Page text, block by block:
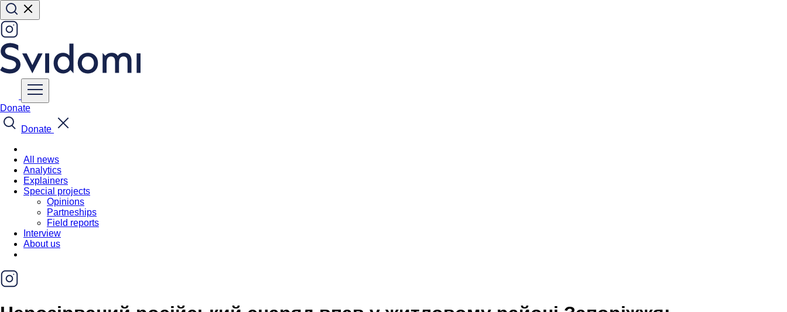
Donate
Donate
All news
Analytics
Explainers
Special projects
Opinions
Partneships
Field reports
Interview
About us